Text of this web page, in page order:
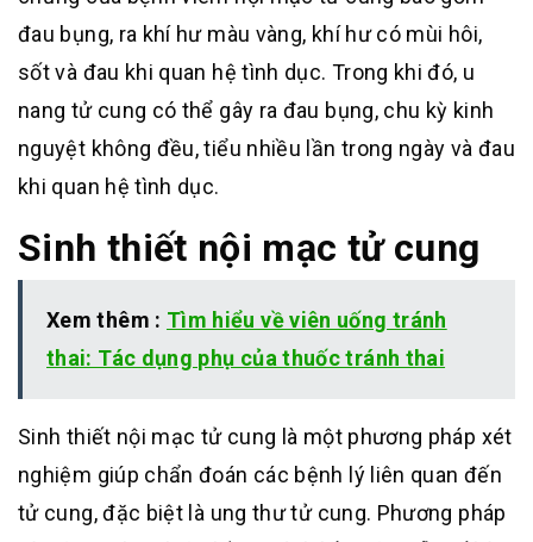
đau bụng, ra khí hư màu vàng, khí hư có mùi hôi,
sốt và đau khi quan hệ tình dục. Trong khi đó, u
nang tử cung có thể gây ra đau bụng, chu kỳ kinh
nguyệt không đều, tiểu nhiều lần trong ngày và đau
khi quan hệ tình dục.
Sinh thiết nội mạc tử cung
Xem thêm : Tìm hiểu về viên uống tránh
thai: Tác dụng phụ của thuốc tránh thai
Sinh thiết nội mạc tử cung là một phương pháp xét
nghiệm giúp chẩn đoán các bệnh lý liên quan đến
tử cung, đặc biệt là ung thư tử cung. Phương pháp